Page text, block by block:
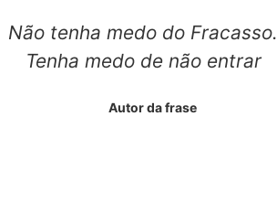
Não tenha medo do Fracasso.
Tenha medo de não entrar
Autor da frase